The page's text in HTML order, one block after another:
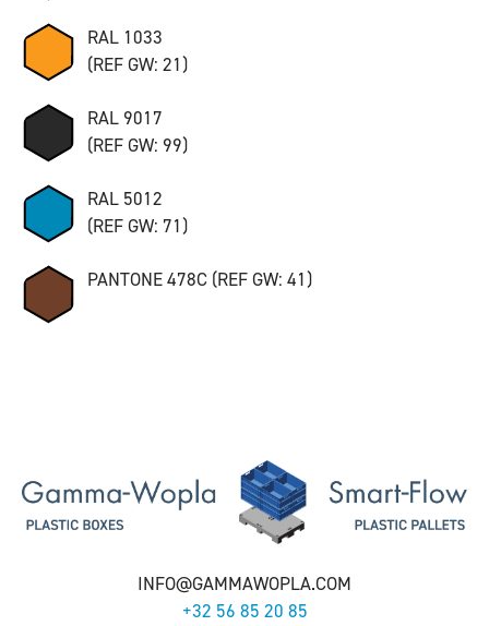
RAL 1033
(REF GW: 21)
RAL 9017
(REF GW: 99)
RAL 5012
(REF GW: 71)
PANTONE 478C (REF GW: 41)
INFO@GAMMAWOPLA.COM
+32 56 85 20 85